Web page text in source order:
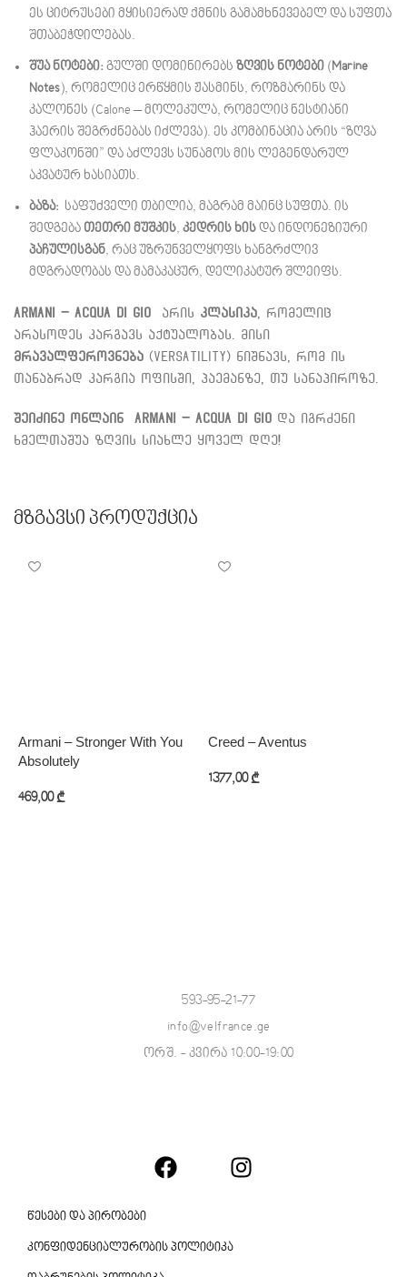
ეს ციტრუსები მყისიერად ქმნის გამამხნევებელ და სუფთა
შთაბეჭდილებას.
შუა ნოტები: გულში დომინირებს ზღვის ნოტები ( Marine
Notes), რომელიც ერწყმის ჟასმინს, როზმარინს და
კალონეს (Calone – მოლეკულა, რომელიც ნესტიანი
ჰაერის შეგრძნებას იძლევა). ეს კომბინაცია არის “ზღვა
ფლაკონში” და აძლევს სუნამოს მის ლეგენდარულ
აკვატურ ხასიათს.
ბაზა: საფუძველი თბილია, მაგრამ მაინც სუფთა. ის
შედგება თეთრი მუშკის, კედრის ხის და ინდონეზიური
პაჩულისგან, რაც უზრუნველყოფს ხანგრძლივ
მდგრადობას და მამაკაცურ, დელიკატურ შლეიფს.
Armani – Acqua di Gio არის კლასიკა , რომელიც
არასოდეს კარგავს აქტუალობას. მისი
მრავალფეროვნება (Versatility) ნიშნავს, რომ ის
თანაბრად კარგია ოფისში, პაემანზე, თუ სანაპიროზე.
შეიძინე ონლაინ Armani – Acqua di Gio და იგრძენი
ხმელთაშუა ზღვის სიახლე ყოველ დღე!
Მზგავსი Პროდუქცია
Armani – Stronger With You
Absolutely
469,00 ₾
Creed – Aventus
1377,00 ₾
593-95-21-77
info@velfrance.ge
ორშ. - კვირა 10:00-19:00
წესები და პირობები
კონფიდენციალურობის პოლიტიკა